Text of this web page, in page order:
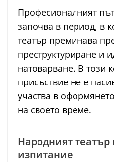
Професионалният
започва в период, в
театър преминава
преструктуриране и
натоварване. В този
присъствие не е
участва в
на своето време.
Народният театър
изпитание